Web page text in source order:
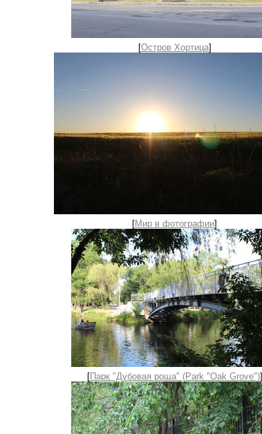
[Остров Хортица]
[Мир в фотографии]
[Парк "Дубовая роща" (Park "Oak Grove")]